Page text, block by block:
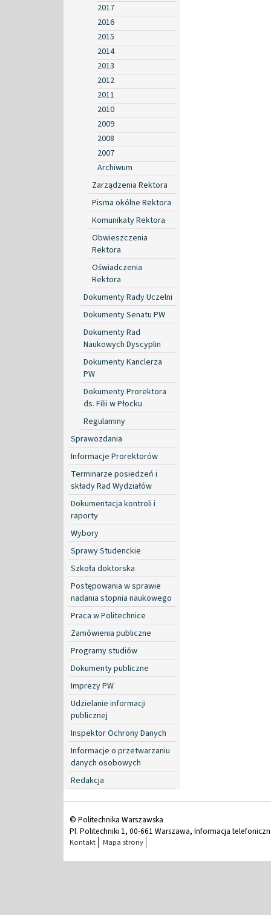
2017
2016
2015
2014
2013
2012
2011
2010
2009
2008
2007
Archiwum
Zarządzenia Rektora
Pisma okólne Rektora
Komunikaty Rektora
Obwieszczenia
Rektora
Oświadczenia
Rektora
Dokumenty Rady Uczelni
Dokumenty Senatu PW
Dokumenty Rad
Naukowych Dyscyplin
Dokumenty Kanclerza
PW
Dokumenty Prorektora
ds. Filii w Płocku
Regulaminy
Sprawozdania
Informacje Prorektorów
Terminarze posiedzeń i
składy Rad Wydziałów
Dokumentacja kontroli i
raporty
Wybory
Sprawy Studenckie
Szkoła doktorska
Postępowania w sprawie
nadania stopnia naukowego
Praca w Politechnice
Zamówienia publiczne
Programy studiów
Dokumenty publiczne
Imprezy PW
Udzielanie informacji
publicznej
Inspektor Ochrony Danych
Informacje o przetwarzaniu
danych osobowych
Redakcja
© Politechnika Warszawska
Pl. Politechniki 1, 00-661 Warszawa, Informacja
Kontakt Mapa strony